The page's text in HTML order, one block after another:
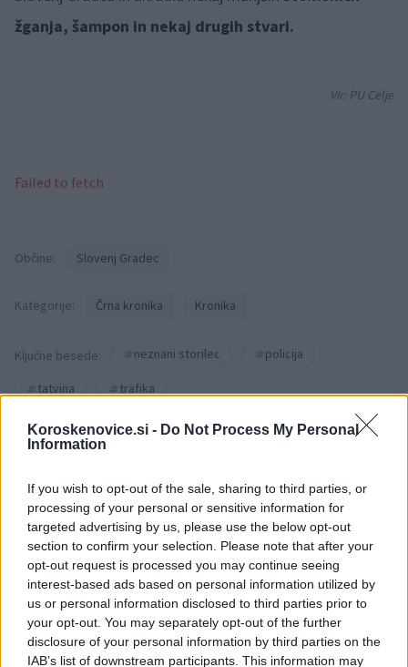
Koroskenovice.si - Do Not Process My Personal
Information
If you wish to opt-out of the sale, sharing to third parties, or
processing of your personal or sensitive information for
targeted advertising by us, please use the below opt-out
section to confirm your selection. Please note that after your
opt-out request is processed you may continue seeing
interest-based ads based on personal information utilized by
us or personal information disclosed to third parties prior to
your opt-out. You may separately opt-out of the further
disclosure of your personal information by third parties on the
IAB’s list of downstream participants. This information may
žganja, šampon in nekaj drugih stvari.
Vir: PU Celje
Failed to fetch
Občine: Slovenj Gradec
Kategorije: Črna kronika Kronika
Ključne besede: neznani storilec
policija
tatvina
trafika
Več iz kraja Slovenj Gradec
Festival Zebra razglasil
nagrajence: Tri enakovredne
nagrade žirije in nagrada
(VIDEO) Štorklje obiskale
travnik v Mislinjski Dobravi,
Slovenija pa beleži rekordno